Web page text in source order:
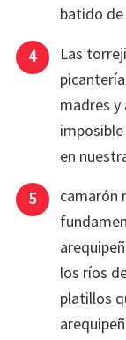
batido
Las
madres y
en
camarón
los ríos
platillos